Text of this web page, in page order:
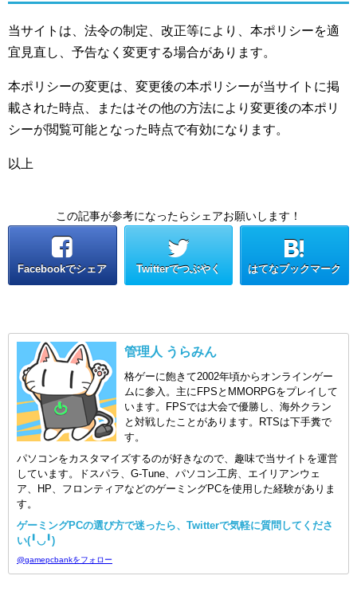
当サイトは、法令の制定、改正等により、本ポリシーを適
宜見直し、予告なく変更する場合があります。
本ポリシーの変更は、変更後の本ポリシーが当サイトに掲
載された時点、またはその他の方法により変更後の本ポリ
シーが閲覧可能となった時点で有効になります。
以上
この記事が参考になったらシェアお願いします！
Facebookでシェア Twitterでつぶやく はてなブックマーク
管理人 うらみん
格ゲーに飽きて2002年頃からオンラインゲー
ムに参入。主にFPSとMMORPGをプレイして
います。FPSでは大会で優勝し、海外クラン
と対戦したことがあります。RTSは下手糞で
す。
パソコンをカスタマイズするのが好きなので、趣味で当サイトを運営
しています。ドスパラ、G-Tune、パソコン工房、エイリアンウェ
ア、HP、フロンティアなどのゲーミングPCを使用した経験がありま
す。
ゲーミングPCの選び方で迷ったら、Twitterで気軽に質問してくださ
い(╹◡╹)
@gamepcbankをフォロー